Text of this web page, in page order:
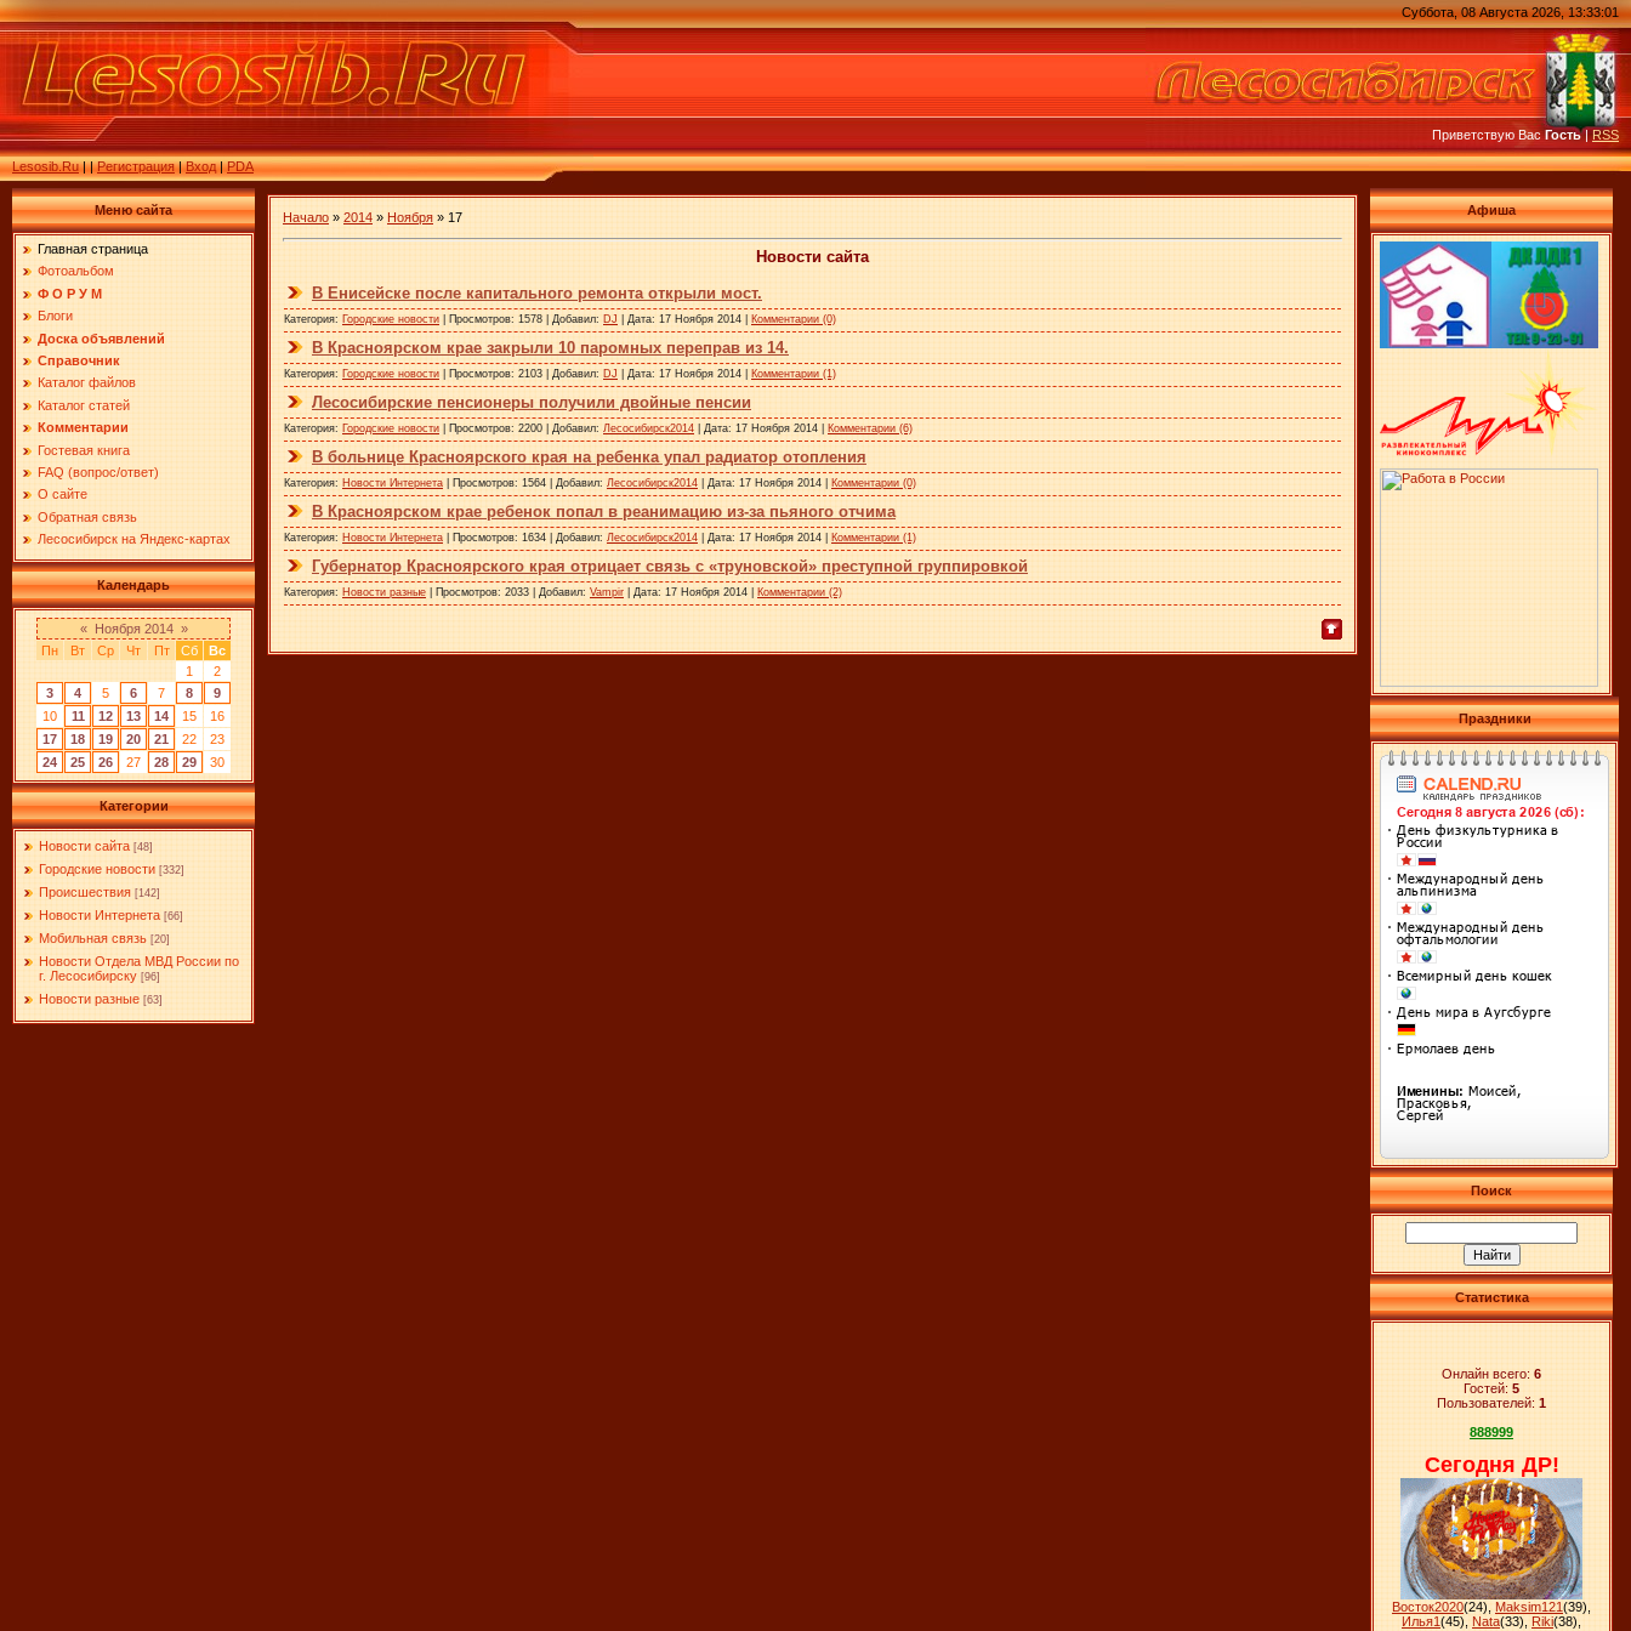
Lesosib.Ru||Регистрация|Вход|PDA
Суббота, 08 Августа 2026, 13:33:01
Приветствую ВасГость|RSS
Меню сайта
Главная страница
Фотоальбом
Ф О Р У М
Блоги
Доска объявлений
Справочник
Каталог файлов
Каталог статей
Комментарии
Гостевая книга
FAQ (вопрос/ответ)
О сайте
Обратная связь
Лесосибирск на Яндекс-картах
Календарь
« Ноября 2014 »
Пн
Вт Ср Чт Пт Сб
Вс
1
2
3
4 5 6 7 8
9
10
11 12 13 14 15
16
17
18 19 20 21 22
23
24
25 26 27 28 29 30
Категории
Новости сайта [48]
Городские новости [332]
Происшествия [142]
Новости Интернета [66]
Мобильная связь [20]
Новости Отдела МВД России по
г. Лесосибирску [96]
Новости разные [63]
Начало » 2014 » Ноября » 17
Новости сайта
В Енисейске после капитального ремонта открыли мост.
Категория: Городские новости | Просмотров: 1578 | Добавил: DJ | Дата: 17 Ноября 2014 | Комментарии (0)
В Красноярском крае закрыли 10 паромных переправ из 14.
Категория: Городские новости | Просмотров: 2103 | Добавил: DJ | Дата: 17 Ноября 2014 | Комментарии (1)
Лесосибирские пенсионеры получили двойные пенсии
Категория: Городские новости | Просмотров: 2200 | Добавил: Лесосибирск2014 | Дата: 17 Ноября 2014 | Комментарии (6)
В больнице Красноярского края на ребенка упал радиатор отопления
Категория: Новости Интернета | Просмотров: 1564 | Добавил: Лесосибирск2014 | Дата: 17 Ноября 2014 | Комментарии (0)
В Красноярском крае ребенок попал в реанимацию из-за пьяного отчима
Категория: Новости Интернета | Просмотров: 1634 | Добавил: Лесосибирск2014 | Дата: 17 Ноября 2014 | Комментарии (1)
Губернатор Красноярского края отрицает связь с «труновской» преступной группировкой
Категория: Новости разные | Просмотров: 2033 | Добавил: Vampir | Дата: 17 Ноября 2014 | Комментарии (2)
Афиша
Праздники
Поиск
Статистика
Онлайн всего: 6
Гостей: 5
Пользователей: 1
888999
Сегодня ДР!
Восток2020(24) Maksim121(39)
Илья1(45) Nata(33) Riki(38)